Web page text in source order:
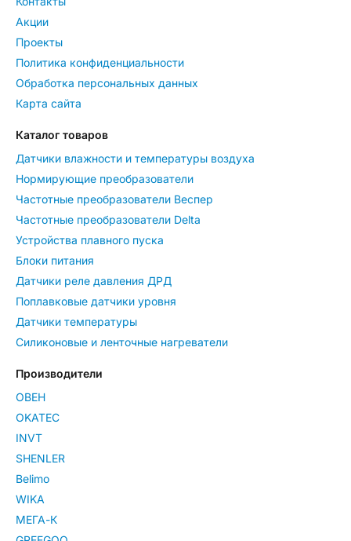
Акции
Проекты
Политика конфиденциальности
Обработка персональных данных
Карта сайта
Каталог товаров
Датчики влажности и температуры воздуха
Нормирующие преобразователи
Частотные преобразователи Веспер
Частотные преобразователи Delta
Устройства плавного пуска
Блоки питания
Датчики реле давления ДРД
Поплавковые датчики уровня
Датчики температуры
Силиконовые и ленточные нагреватели
Производители
ОВЕН
OKATEC
INVT
SHENLER
Belimo
WIKA
МЕГА-К